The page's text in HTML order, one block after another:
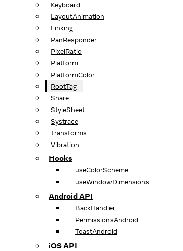
Keyboard
LayoutAnimation
Linking
PanResponder
PixelRatio
Platform
PlatformColor
RootTag
Share
StyleSheet
Systrace
Transforms
Vibration
Hooks
useColorScheme
useWindowDimensions
Android API
BackHandler
PermissionsAndroid
ToastAndroid
iOS API